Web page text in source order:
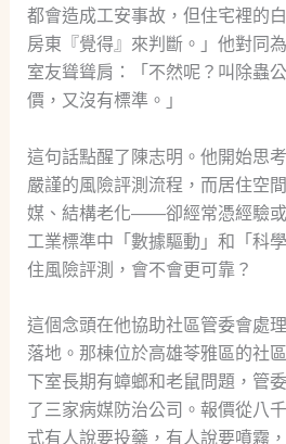
都會造成工安事故，但住宅裡的
房東『覺得』來判斷。」他對同
室友聳聳肩：「不然呢？叫除蟲
價，又沒有標準。」
這句話點醒了陳志明。他開始思
嚴謹的風險評測流程，而居住
媒、結構老化——卻經常憑經驗
工業標準中「數據驅動」和「科
住風險評測，會不會更可靠？
這個念頭在他協助社區管委會處
落地。那棟位於高雄苓雅區的社
下室長期有蟑螂和老鼠問題，管
了三家病媒防治公司。報價從八
式有人說要投藥，有人說要噴霧